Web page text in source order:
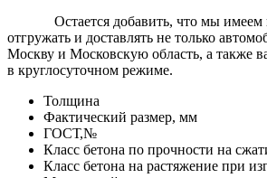
Остается добавить, что мы имеем
отгружать и доставлять не только
Москву и Московскую область, а также
в круглосуточном режиме.
Толщина
Фактический размер, мм
ГОСТ,№
Класс бетона по прочности на
Класс бетона на растяжение при